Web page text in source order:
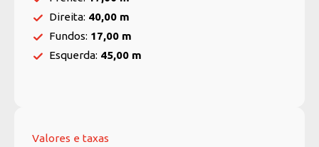
Direita: 40,00 m
Fundos: 17,00 m
Esquerda: 45,00 m
Valores e taxas